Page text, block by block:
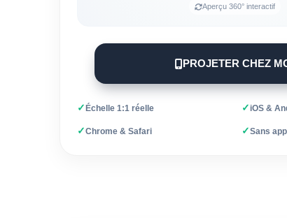
Aperçu 360° interactif
PROJETER CHEZ
✓Échelle 1:1 réelle ✓iOS &
✓Chrome & Safari ✓Sans